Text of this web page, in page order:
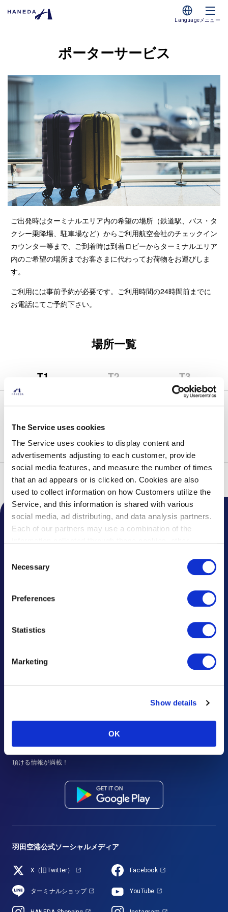
The Service uses cookies
The Service uses cookies to display content and
advertisements adjusting to each customer, provide
social media features, and measure the number of times
that an ad appears or is clicked on. Cookies are also
used to collect information on how Customers utilize the
Service, and this information is shared with various
social media, ad distributing, and data analysis partners.
Each of our partners may use a combination of the
well as other information collected by our partners when
Please see
Selection
Necessary
Preferences
Statistics
Marketing
Show details
OK
Language メニュー
ポーターサービス
ご出発時はターミナルエリア内の希望の場所（鉄道駅、バス・タ
クシー乗降場、駐車場など）からご利用航空会社のチェックイン
カウンター等まで、ご到着時は到着ロビーからターミナルエリア
内のご希望の場所までお客さまに代わってお荷物をお運びしま
す。
ご利用には事前予約が必要です。ご利用時間の24時間前までに
お電話にてご予約下さい。
場所一覧
T1
タ
ミ
ナ
ル）
T2
タ
ナ
ル）
T3
（第
3
タ
ル）
別のターミナルをご確認ください。
トップ サービス案内 サービス一覧 ポーターサービス
空港からのお知らせ
よくあるご質問
広告のお問い合わせ
羽田空港公式アプリ「HANEDA AIRPORT」
頂ける情報が満載！
羽田空港公式ソーシャルメディア
X（旧Twitter） Facebook
ターミナルショップ YouTube